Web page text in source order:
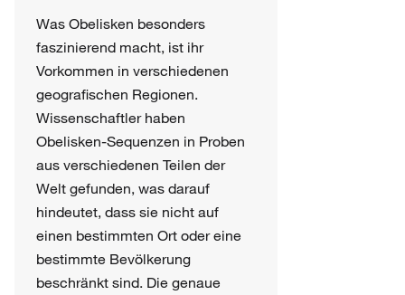
Was Obelisken besonders
faszinierend macht, ist ihr
Vorkommen in verschiedenen
geografischen Regionen.
Wissenschaftler haben
Obelisken-Sequenzen in Proben
aus verschiedenen Teilen der
Welt gefunden, was darauf
hindeutet, dass sie nicht auf
einen bestimmten Ort oder eine
bestimmte Bevölkerung
beschränkt sind. Die genaue